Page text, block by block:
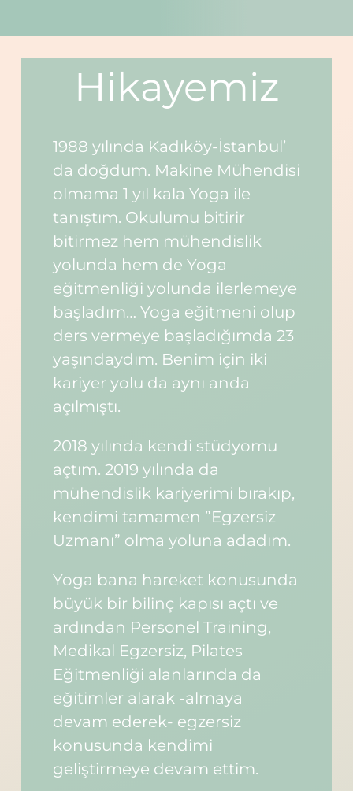
Hikayemiz
1988 yılında Kadıköy-İstanbul’
da doğdum. Makine Mühendisi
olmama 1 yıl kala Yoga ile
tanıştım. Okulumu bitirir
bitirmez hem mühendislik
yolunda hem de Yoga
eğitmenliği yolunda ilerlemeye
başladım… Yoga eğitmeni olup
ders vermeye başladığımda 23
yaşındaydım. Benim için iki
kariyer yolu da aynı anda
açılmıştı.
2018 yılında kendi stüdyomu
açtım. 2019 yılında da
mühendislik kariyerimi bırakıp,
kendimi tamamen ”Egzersiz
Uzmanı” olma yoluna adadım.
Yoga bana hareket konusunda
büyük bir bilinç kapısı açtı ve
ardından Personel Training,
Medikal Egzersiz, Pilates
Eğitmenliği alanlarında da
eğitimler alarak -almaya
devam ederek- egzersiz
konusunda kendimi
geliştirmeye devam ettim.